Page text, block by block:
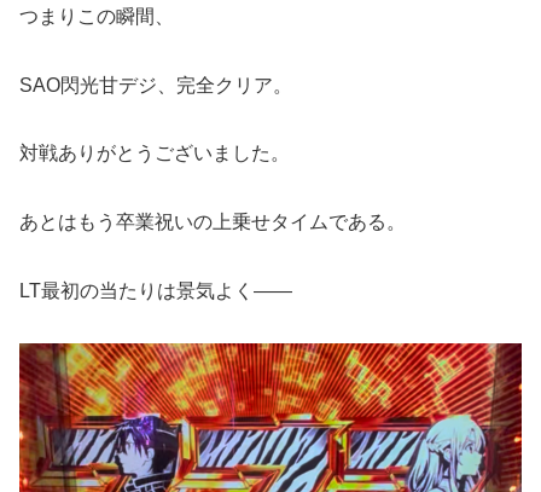
つまりこの瞬間、
SAO閃光甘デジ、完全クリア。
対戦ありがとうございました。
あとはもう卒業祝いの上乗せタイムである。
LT最初の当たりは景気よく――